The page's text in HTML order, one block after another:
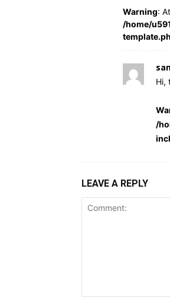
Warning:
/home/
Hi,
/
LEAVE A REPLY